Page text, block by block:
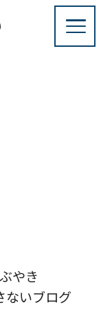
やき
ないブログ